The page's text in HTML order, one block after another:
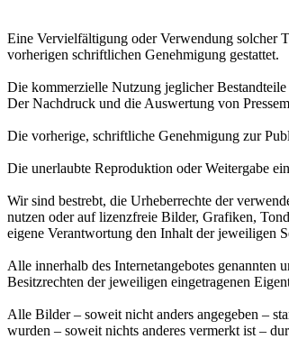
Eine Vervielfältigung oder Verwendung solcher
vorherigen schriftlichen Genehmigung gestattet.
Die kommerzielle Nutzung jeglicher
Der Nachdruck und die Auswertung von
Die vorherige, schriftliche Genehmigung zur
Die unerlaubte Reproduktion oder Weitergabe
Wir sind bestrebt, die Urheberrechte der
nutzen oder auf lizenzfreie Bilder, Grafiken,
eigene Verantwortung den Inhalt der jeweiligen
Alle innerhalb des Internetangebotes genannten
Besitzrechten der jeweiligen eingetragenen
Alle Bilder – soweit nicht anders angegeben –
wurden – soweit nichts anderes vermerkt ist –